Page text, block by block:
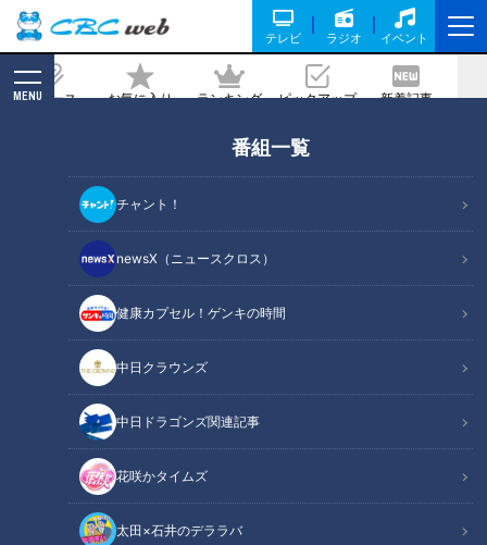
テレビ ラジオ イベント
ニュース お気に入り ランキング ピックアップ 新着記事
MENU
番組一覧
チャント！
newsX（ニュースクロス）
健康カプセル！ゲンキの時間
中日クラウンズ
中日ドラゴンズ関連記事
花咲かタイムズ
太田×石井のデララバ
あるよね #みてちょてれび #ウラオモテ
レビ #アナウンサー
2025/11/27 16:47